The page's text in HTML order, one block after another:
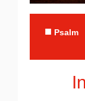
■ Psalm